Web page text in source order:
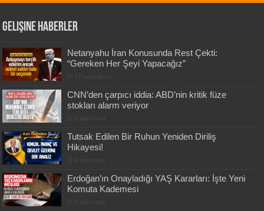
Gelişine Haberler
Netanyahu İran Konusunda Rest Çekti:
“Gereken Her Şeyi Yapacağız”
CNN’den çarpıcı iddia: ABD’nin kritik füze
stokları alarm veriyor
Tutsak Edilen Bir Ruhun Yeniden Diriliş
Hikayesi!
Erdoğan’ın Onayladığı YAŞ Kararları: İşte Yeni
Komuta Kademesi